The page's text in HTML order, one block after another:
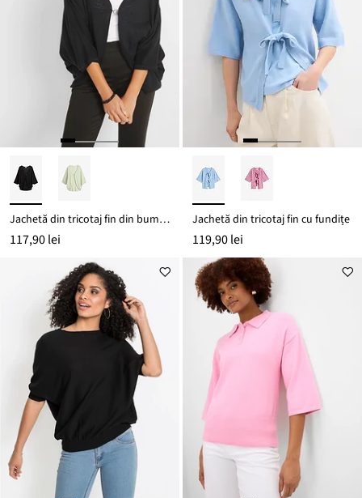
Jachetă din tricotaj fin din bumbac 100%
117,90 lei
Jachetă din tricotaj fin cu fundițe
119,90 lei